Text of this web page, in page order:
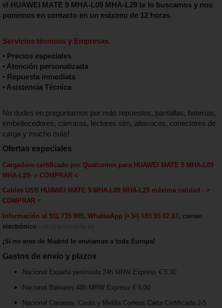
el HUAWEI MATE 9 MHA-L09 MHA-L29 te lo buscamos y nos
ponemos en contacto en un máximo de 12 horas.
Servicios técnicos y Empresas.
• Precios especiales
• Atención personalizada
• Repuesta inmediata
• Asistencia Técnica
No dudes en preguntarnos por más repuestos, pantallas, baterías,
embellecedores, cámaras, lectores sim, altavoces, conectores de
carga y mucho más!
Ofertas especiales
Cargadore certificado por Qualcomm para HUAWEI MATE 9 MHA-L09
MHA-L29- > COMPRAR <
Cables USB HUAWEI MATE 9 MHA-L09 MHA-L29 máxima calidad - >
COMPRAR <
Información al 911 735 885, WhatsaApp (+34) 693 55 82 87, correo
electrónico
¡Si no eres de Madrid lo enviamos a toda Europa!
Gastos de envío y plazos
Nacional España península 24h MRW Express € 5,00
Nacional Baleares 48h MRW Express € 5,00
Nacional Canarias, Ceuta y Melilla Correos Carta Certificada 2-5